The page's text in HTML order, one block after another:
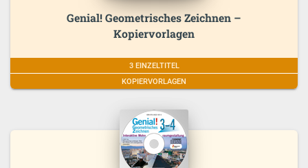
Genial! Geometrisches Zeichnen –
Kopiervorlagen
3 EINZELTITEL
KOPIERVORLAGEN